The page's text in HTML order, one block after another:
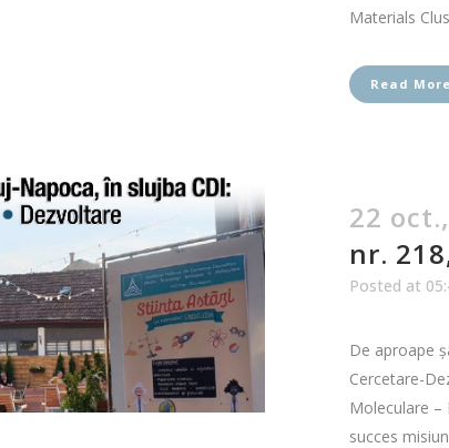
Materials
Read More
22
nr.
Posted at
De aproape
Cercetare-
Moleculare –
succes